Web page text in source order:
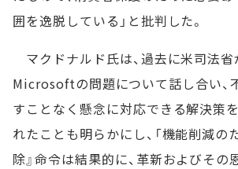
囲を逸脱している」と批判した。
マクドナルド氏は、過去に米司法
Microsoftの問題について話し合い、
すことなく懸念に対応できる解決策
れたことも明らかにし、「機能削減の
除』命令は結果的に、革新およびその